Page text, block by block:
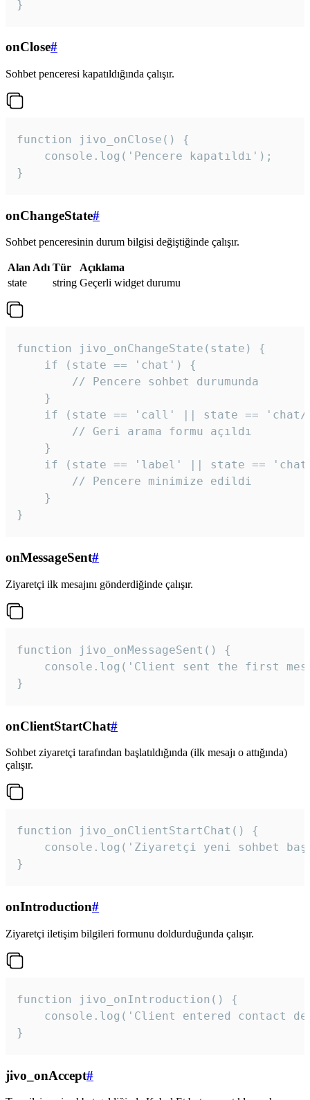
}
onClose#
Sohbet penceresi kapatıldığında çalışır.
function jivo_onClose() {
    console.log('Pencere kapatıldı');
}
onChangeState#
Sohbet penceresinin durum bilgisi değiştiğinde çalışır.
Alan Adı Tür
Açıklama
state
string Geçerli widget durumu
function jivo_onChangeState(state) {
    if (state == 'chat') {
        // Pencere sohbet durumunda
    }
if (state == 'call' || state ==
        // Geri arama formu açıldı
    }
if (state == 'label' || state ==
        // Pencere minimize edildi
    }
}
onMessageSent#
Ziyaretçi ilk mesajını gönderdiğinde çalışır.
function jivo_onMessageSent() {
console.log('Client sent the first
}
onClientStartChat#
Sohbet ziyaretçi tarafından başlatıldığında (ilk mesajı o attığında)
çalışır.
function jivo_onClientStartChat() {
console.log('Ziyaretçi yeni sohbet
}
onIntroduction#
Ziyaretçi iletişim bilgileri formunu doldurduğunda çalışır.
function jivo_onIntroduction() {
console.log('Client entered contact
}
jivo_onAccept#